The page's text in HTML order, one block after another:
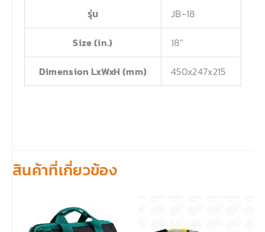
รุ่น JB-18
Size (in.) 18″
Dimension LxWxH (mm) 450x247x215
สินค้าที่เกี่ยวข้อง